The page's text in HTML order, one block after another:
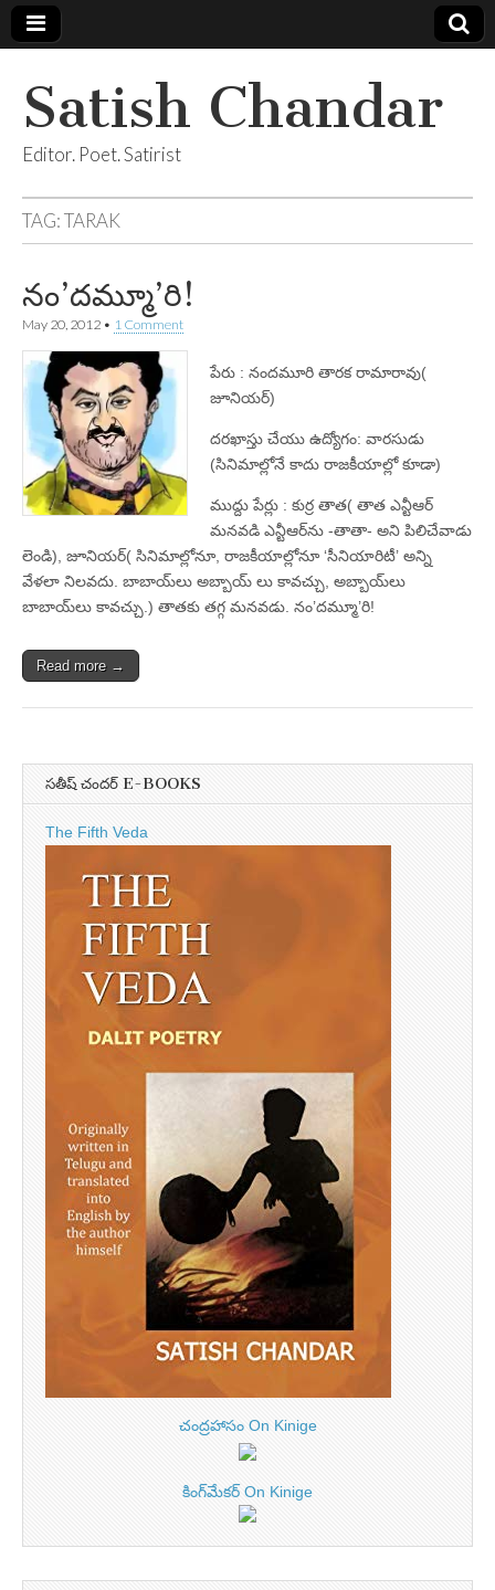
Satish Chandar
Editor. Poet. Satirist
TAG:TARAK
నం’దమ్మూ’రి!
May 20, 2012 • 1 Comment
పేరు : నందమూరి తారక రామారావు(
జూనియర్‌)
దరఖాస్తు చేయు ఉద్యోగం: వారసుడు
(సినిమాల్లోనే కాదు రాజకీయాల్లో కూడా)
ముద్దు పేర్లు : కుర్ర తాత( తాత ఎన్టీఆర్‌
మనవడి ఎన్టీఆర్‌ను -తాతా- అని పిలిచేవాడు
లెండి), జూనియర్‌( సినిమాల్లోనూ, రాజకీయాల్లోనూ ‘సీనియారిటీ’ అన్ని
వేళలా నిలవదు. బాబాయ్‌లు అబ్బాయ్‌ లు కావచ్చు, అబ్బాయ్‌లు
బాబాయ్‌లు కావచ్చు.) తాతకు తగ్గ మనవడు. నం’దమ్మూ’రి!
Read more →
సతీష్ చందర్ E-BOOKS
The Fifth Veda
చంద్రహాసం On Kinige
కింగ్‌మేకర్ On Kinige